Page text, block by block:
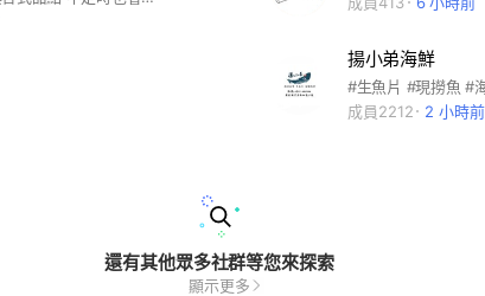
揚小弟海鮮
#生魚片 #現撈魚 #
成員2212
2 小時前
還有其他眾多社群等您來探索
顯示更多